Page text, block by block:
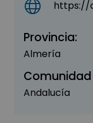
https://
Provincia:
Almería
Andalucía